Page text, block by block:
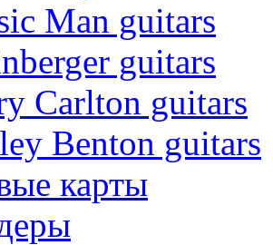
Man guitars
guitars
Carlton guitars
Benton guitars
карты